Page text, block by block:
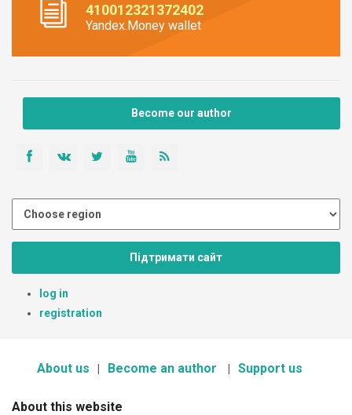
410012321372402
Yandex.Money wallet
Become our author
Підтримати сайт
log in
registration
About us Become an author Support us
About this website